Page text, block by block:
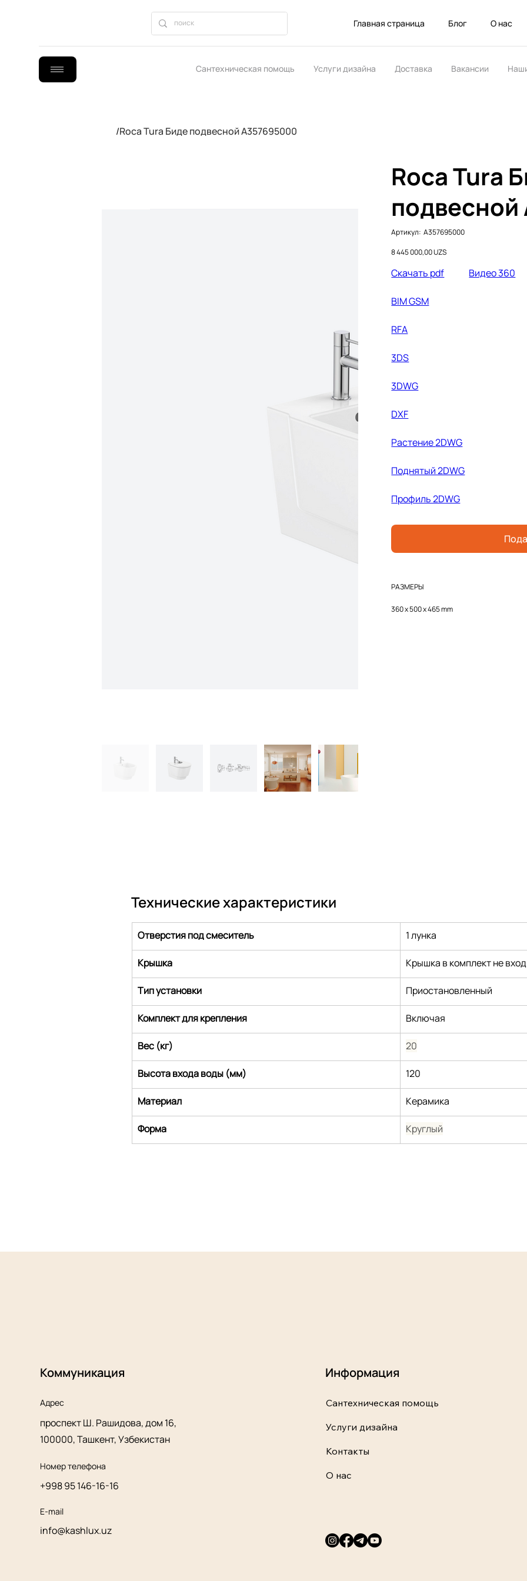
Главная страница Блог О нас
Сантехническая помощь Услуги дизайна Доставка Вакансии
/Roca Tura Биде подвесной A357695000
Roca Tura
подвесной
Артикул:
Артикул:
A357695000
A357695000
Цена
8 445 000,00 UZS
Cкачать pdf Видео 360
BIM GSM
RFA
3DS
3DWG
DXF
Растение2DWG
Поднятый 2DWG
Профиль 2DWG
РАЗМЕРЫ
360 x 500 x 465 mm
Технические характеристики
Отверстия под смеситель 1 лунка
Крышка Крышка в комплект не
Тип установки Приостановленный
Комплект для крепления Включая
Вес (кг) 20
Высота входа воды (мм) 120
Материал Керамика
Форма Круглый
Коммуникация
Адрес
проспект Ш. Рашидова, дом 16,
100000, Ташкент, Узбекистан
Номер телефона
+998 95 146-16-16
E-mail
info@kashlux.uz
Информация
Сантехническая помощь
Услуги дизайна
Контакты
О нас